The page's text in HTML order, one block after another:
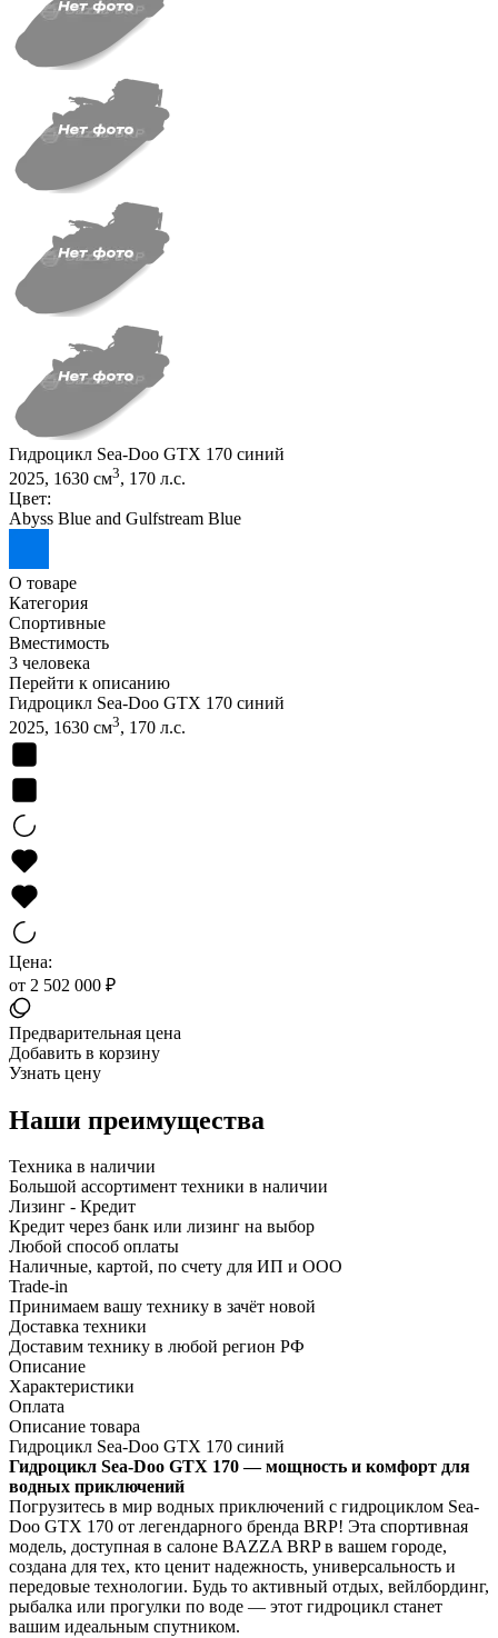
Гидроцикл Sea-Doo GTX 170 синий
2025, 1630 см3, 170 л.с.
Цвет:
Abyss Blue and Gulfstream Blue
О товаре
Категория
Спортивные
Вместимость
3 человека
Перейти к описанию
Гидроцикл Sea-Doo GTX 170 синий
2025, 1630 см3, 170 л.с.
Цена:
от 2 502 000 ₽
Предварительная цена
Добавить в корзину
Узнать цену
Наши преимущества
Техника в наличии
Большой ассортимент техники в наличии
Лизинг - Кредит
Кредит через банк или лизинг на выбор
Любой способ оплаты
Наличные, картой, по счету для ИП и ООО
Trade-in
Принимаем вашу технику в зачёт новой
Доставка техники
Доставим технику в любой регион РФ
Описание
Характеристики
Оплата
Описание товара
Гидроцикл Sea-Doo GTX 170 синий
Гидроцикл Sea-Doo GTX 170 — мощность и комфорт для
водных приключений
Погрузитесь в мир водных приключений с гидроциклом Sea-
Doo GTX 170 от легендарного бренда BRP! Эта спортивная
модель, доступная в салоне BAZZA BRP в вашем городе,
создана для тех, кто ценит надежность, универсальность и
передовые технологии. Будь то активный отдых, вейлбординг,
рыбалка или прогулки по воде — этот гидроцикл станет
вашим идеальным спутником.